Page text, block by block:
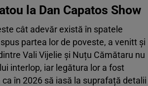
5 poze
la Dan Capatos Show
cât adevăr există în spatele
partea lor de poveste, a venitt și
Vali Vijelie și Nuțu Cămătaru nu
interlop, iar legătura lor a fost
în 2026 să iasă la suprafață detalii